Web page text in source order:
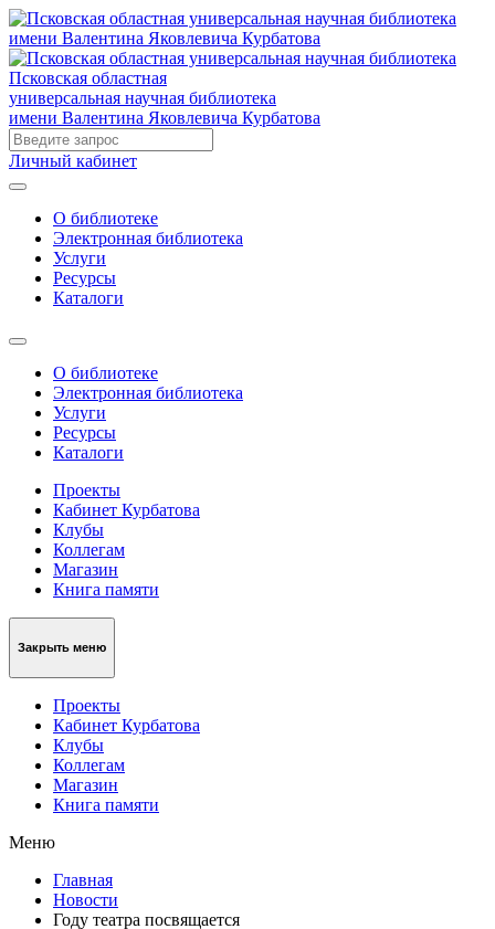
Псковская областная
универсальная научная библиотека
имени Валентина Яковлевича Курбатова
Личный кабинет
О библиотеке
Электронная библиотека
Услуги
Ресурсы
Каталоги
О библиотеке
Электронная библиотека
Услуги
Ресурсы
Каталоги
Проекты
Кабинет Курбатова
Клубы
Коллегам
Магазин
Книга памяти
Закрыть меню
Проекты
Кабинет Курбатова
Клубы
Коллегам
Магазин
Книга памяти
Меню
Главная
Новости
Году театра посвящается